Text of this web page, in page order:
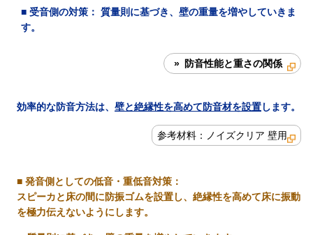
■ 受音側の対策 ： 質量則に基づき、壁の重量を増やしていきま
す。
» 防音性能と重さの関係
効率的な防音方法は、 壁と絶縁性を高めて防音材を設置します。
参考材料：ノイズクリア 壁用
■ 発音側としての低音・重低音対策 ：
スピーカと床の間に防振ゴムを設置し、絶縁性を高めて床に振動
を極力伝えないようにします。